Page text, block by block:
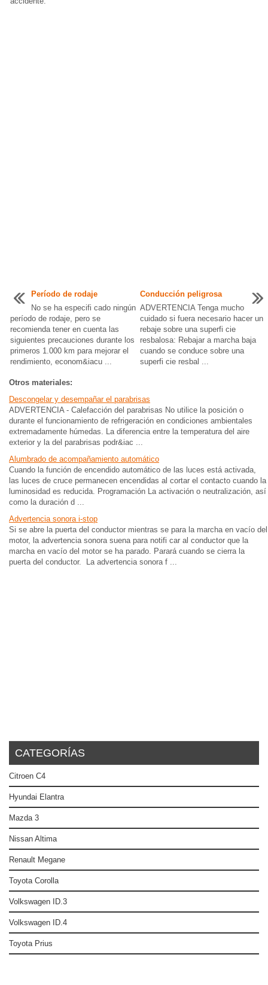
Período de rodaje
No se ha especifi cado ningún
período de rodaje, pero se
recomienda tener en cuenta las
siguientes precauciones durante los
primeros 1.000 km para mejorar el
rendimiento, econom&iacu ...
Conducción peligrosa
ADVERTENCIA Tenga mucho
cuidado si fuera necesario hacer un
rebaje sobre una superfi cie
resbalosa: Rebajar a marcha baja
cuando se conduce sobre una
superfi cie resbal ...
Otros materiales:
Descongelar y desempañar el parabrisas
ADVERTENCIA - Calefacción del parabrisas No utilice la posición o
durante el funcionamiento de refrigeración en condiciones ambientales
extremadamente húmedas. La diferencia entre la temperatura del aire
exterior y la del parabrisas podr&iac ...
Alumbrado de acompañamiento automático
Cuando la función de encendido automático de las luces está activada,
las luces de cruce permanecen encendidas al cortar el contacto cuando la
luminosidad es reducida. Programación La activación o neutralización, así
como la duración d ...
Advertencia sonora i-stop
Si se abre la puerta del conductor mientras se para la marcha en vacío del
motor, la advertencia sonora suena para notifi car al conductor que la
marcha en vacío del motor se ha parado. Parará cuando se cierra la
puerta del conductor. La advertencia sonora f ...
CATEGORÍAS
Citroen C4
Hyundai Elantra
Mazda 3
Nissan Altima
Renault Megane
Toyota Corolla
Volkswagen ID.3
Volkswagen ID.4
Toyota Prius